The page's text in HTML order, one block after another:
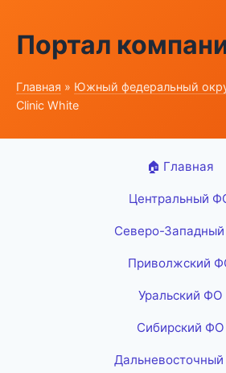
Портал
Главная » Южный федеральный
Clinic White
🏠 Главная
Центральный
Северо-
Приволжский
Уральский ФО
Сибирский ФО